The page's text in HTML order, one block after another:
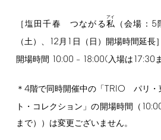
［塩田千春 つながる私
アイ
（会場： 5
（土）、
12月 1 日（日）開場時間延長］
開場時間 10:00 – 18:00(入場は17:30
＊ 4階で同時開催中の「 TRIO パリ・
ト・コレクション」の開場時間（
まで））は変更ございません。